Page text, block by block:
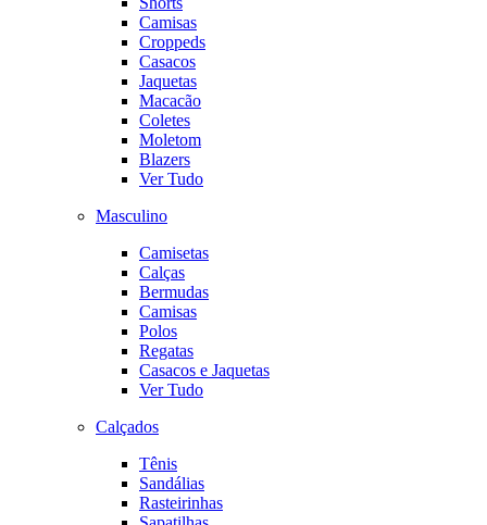
Camisas
Croppeds
Casacos
Jaquetas
Macacão
Coletes
Moletom
Blazers
Ver Tudo
Masculino
Camisetas
Calças
Bermudas
Camisas
Polos
Regatas
Casacos e Jaquetas
Ver Tudo
Calçados
Tênis
Sandálias
Rasteirinhas